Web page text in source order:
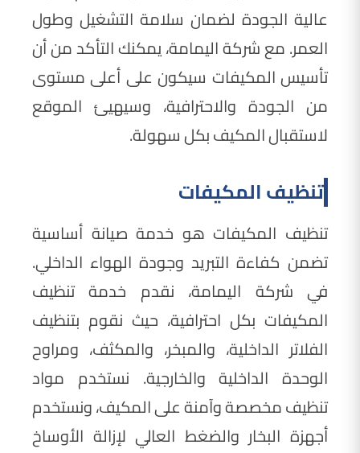
عالية الجودة لضمان سلامة التشغيل وطول
العمر. مع شركة اليمامة، يمكنك التأكد من أن
تأسيس المكيفات سيكون على أعلى مستوى
من الجودة والاحترافية، وسيهيئ الموقع
لاستقبال المكيف بكل سهولة.
تنظيف المكيفات
تنظيف المكيفات هو خدمة صيانة أساسية
تضمن كفاءة التبريد وجودة الهواء الداخلي.
في شركة اليمامة، نقدم خدمة تنظيف
المكيفات بكل احترافية، حيث نقوم بتنظيف
الفلاتر الداخلية، والمبخر، والمكثف، ومراوح
الوحدة الداخلية والخارجية. نستخدم مواد
تنظيف مخصصة وآمنة على المكيف، ونستخدم
أجهزة البخار والضغط العالي لإزالة الأوساخ